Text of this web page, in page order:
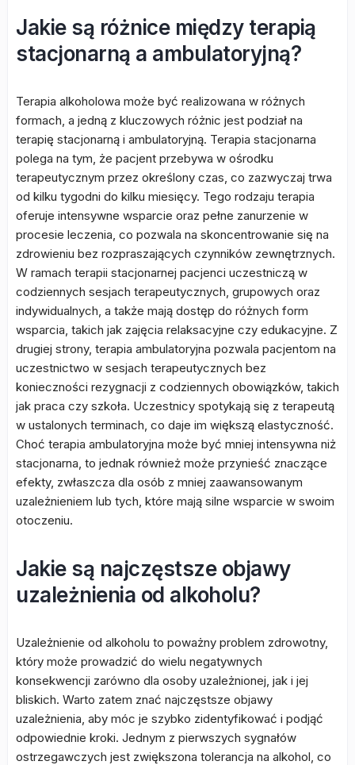
Jakie są różnice między terapią
stacjonarną a ambulatoryjną?
Terapia alkoholowa może być realizowana w różnych
formach, a jedną z kluczowych różnic jest podział na
terapię stacjonarną i ambulatoryjną. Terapia stacjonarna
polega na tym, że pacjent przebywa w ośrodku
terapeutycznym przez określony czas, co zazwyczaj trwa
od kilku tygodni do kilku miesięcy. Tego rodzaju terapia
oferuje intensywne wsparcie oraz pełne zanurzenie w
procesie leczenia, co pozwala na skoncentrowanie się na
zdrowieniu bez rozpraszających czynników zewnętrznych.
W ramach terapii stacjonarnej pacjenci uczestniczą w
codziennych sesjach terapeutycznych, grupowych oraz
indywidualnych, a także mają dostęp do różnych form
wsparcia, takich jak zajęcia relaksacyjne czy edukacyjne. Z
drugiej strony, terapia ambulatoryjna pozwala pacjentom na
uczestnictwo w sesjach terapeutycznych bez
konieczności rezygnacji z codziennych obowiązków, takich
jak praca czy szkoła. Uczestnicy spotykają się z terapeutą
w ustalonych terminach, co daje im większą elastyczność.
Choć terapia ambulatoryjna może być mniej intensywna niż
stacjonarna, to jednak również może przynieść znaczące
efekty, zwłaszcza dla osób z mniej zaawansowanym
uzależnieniem lub tych, które mają silne wsparcie w swoim
otoczeniu.
Jakie są najczęstsze objawy
uzależnienia od alkoholu?
Uzależnienie od alkoholu to poważny problem zdrowotny,
który może prowadzić do wielu negatywnych
konsekwencji zarówno dla osoby uzależnionej, jak i jej
bliskich. Warto zatem znać najczęstsze objawy
uzależnienia, aby móc je szybko zidentyfikować i podjąć
odpowiednie kroki. Jednym z pierwszych sygnałów
ostrzegawczych jest zwiększona tolerancja na alkohol, co